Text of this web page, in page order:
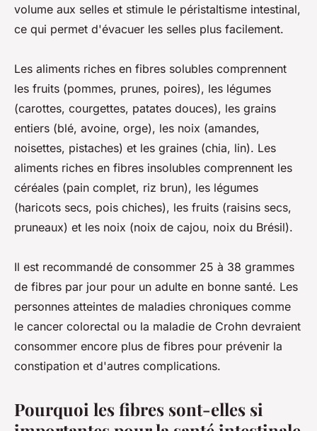
volume aux selles et stimule le péristaltisme intestinal,
ce qui permet d'évacuer les selles plus facilement.
Les aliments riches en fibres solubles comprennent
les fruits (pommes, prunes, poires), les légumes
(carottes, courgettes, patates douces), les grains
entiers (blé, avoine, orge), les noix (amandes,
noisettes, pistaches) et les graines (chia, lin). Les
aliments riches en fibres insolubles comprennent les
céréales (pain complet, riz brun), les légumes
(haricots secs, pois chiches), les fruits (raisins secs,
pruneaux) et les noix (noix de cajou, noix du Brésil).
Il est recommandé de consommer 25 à 38 grammes
de fibres par jour pour un adulte en bonne santé. Les
personnes atteintes de maladies chroniques comme
le cancer colorectal ou la maladie de Crohn devraient
consommer encore plus de fibres pour prévenir la
constipation et d'autres complications.
Pourquoi les fibres sont-elles si